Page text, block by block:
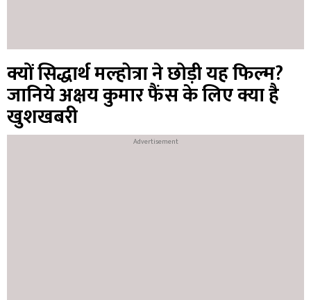
क्यों सिद्धार्थ मल्होत्रा ने छोड़ी यह फिल्म?
जानिये अक्षय कुमार फैंस के लिए क्या है
खुशखबरी